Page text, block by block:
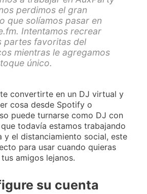
perdimos el gran
que solíamos pasar en
Intentamos recrear
partes favoritas del
mientras le agregamos
único.
convertirte en un DJ virtual y
cosa desde Spotify o
puede turnarse como DJ con
todavía estamos trabajando
y el distanciamiento social, este
para usar cuando quieras
amigos lejanos.
su cuenta